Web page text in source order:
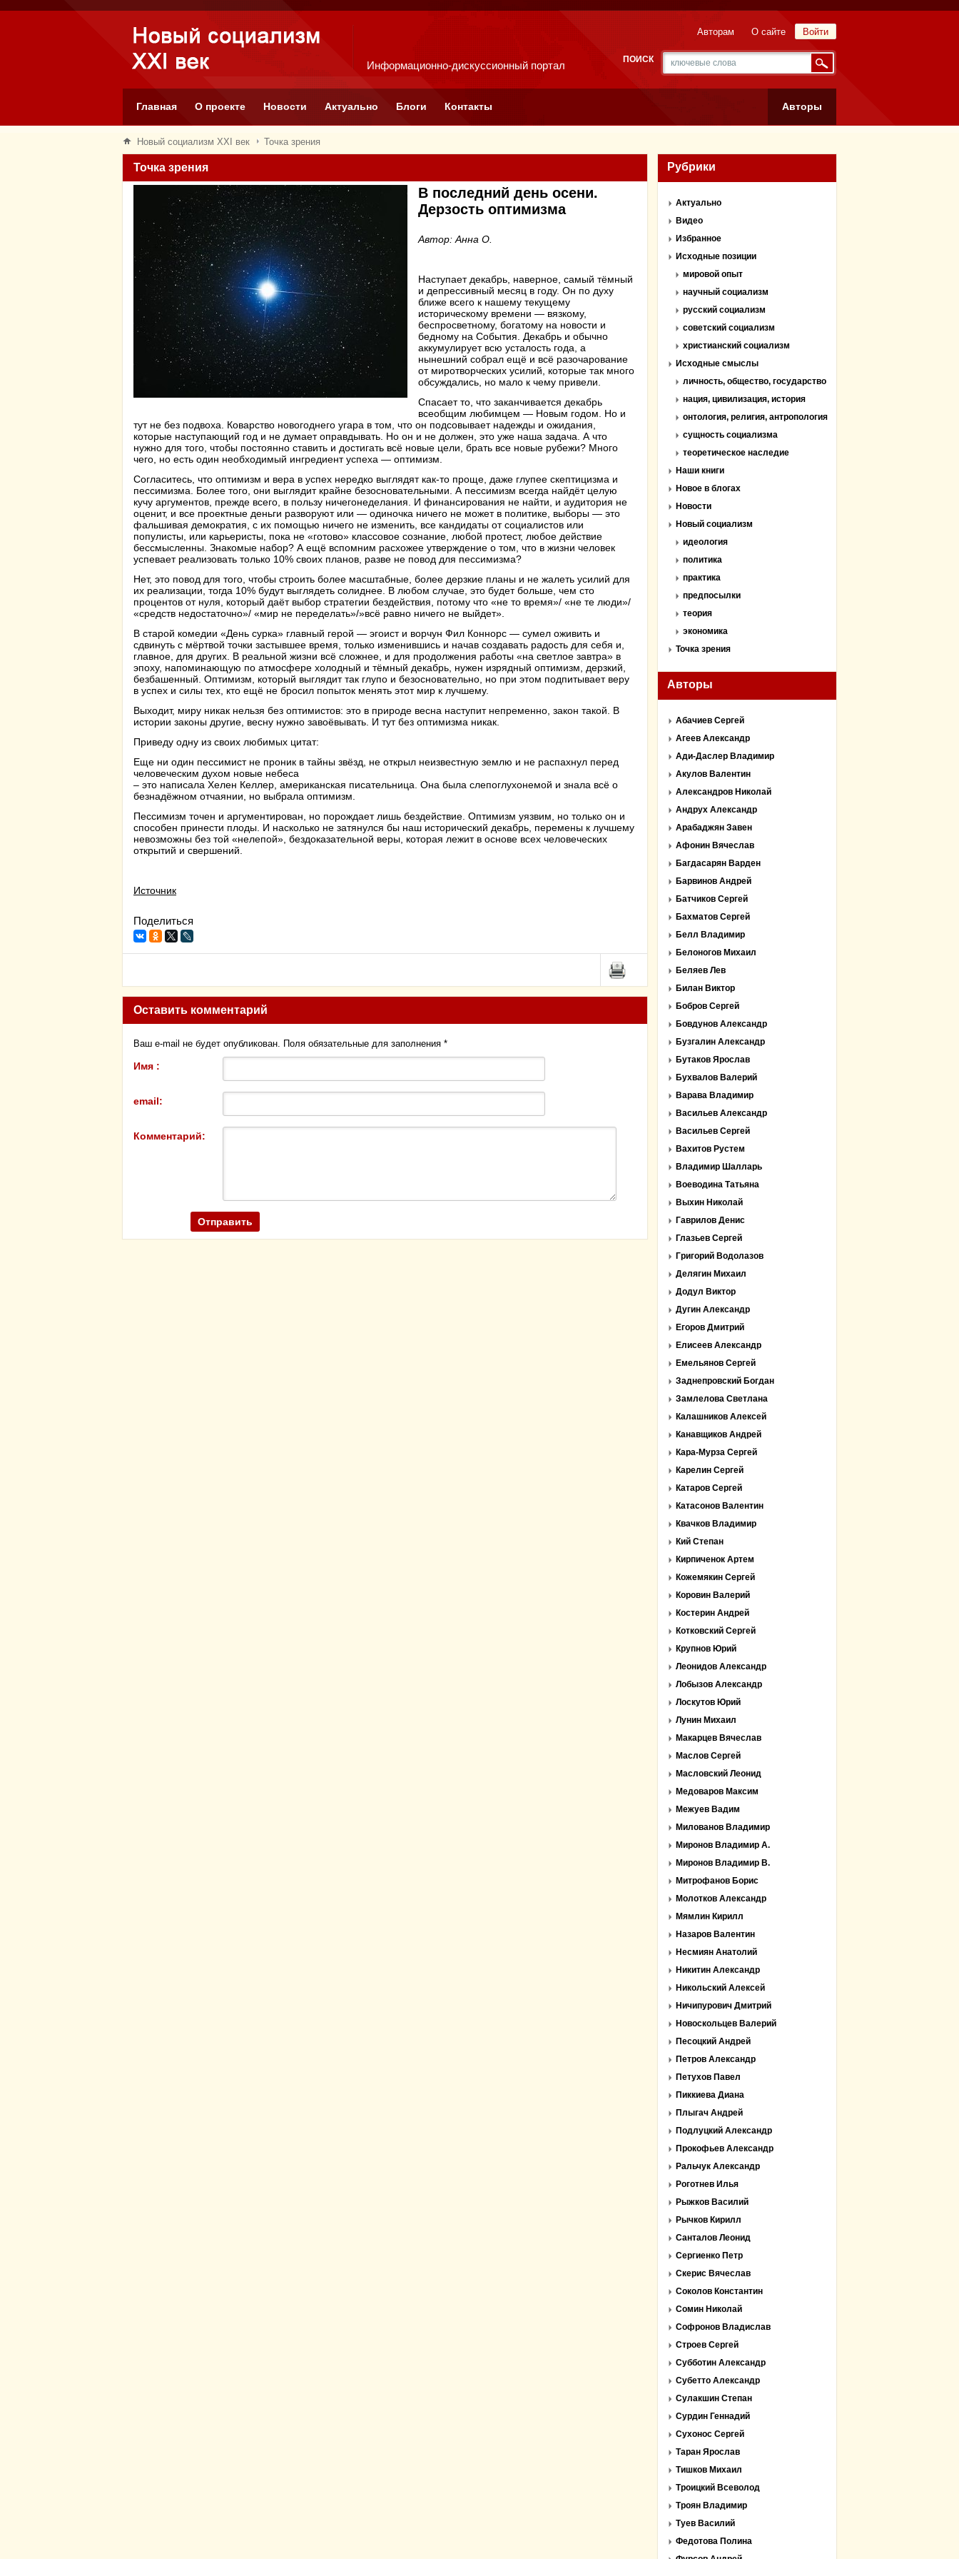
Информационно-дискуссионный портал
Войти
Авторам О сайте
ПОИСК
Главная О проекте Новости Актуально Блоги Контакты Авторы
Новый социализм XXI век Точка зрения
Точка зрения
В последний день осени.
Дерзость оптимизма
Автор: Анна О.
Наступает декабрь, наверное, самый тёмный
и депрессивный месяц в году. Он по духу
ближе всего к нашему текущему
историческому времени — вязкому,
беспросветному, богатому на новости и
бедному на События. Декабрь и обычно
аккумулирует всю усталость года, а
нынешний собрал ещё и всё разочарование
от миротворческих усилий, которые так много
обсуждались, но мало к чему привели.
Спасает то, что заканчивается декабрь
всеобщим любимцем — Новым годом. Но и
тут не без подвоха. Коварство новогоднего угара в том, что он подсовывает надежды и ожидания,
которые наступающий год и не думает оправдывать. Но он и не должен, это уже наша задача. А что
нужно для того, чтобы постоянно ставить и достигать всё новые цели, брать все новые рубежи? Много
чего, но есть один необходимый ингредиент успеха — оптимизм.
Согласитесь, что оптимизм и вера в успех нередко выглядят как-то проще, даже глупее скептицизма и
пессимизма. Более того, они выглядит крайне безосновательными. А пессимизм всегда найдёт целую
кучу аргументов, прежде всего, в пользу ничегонеделания. И финансирования не найти, и аудитория не
оценит, и все проектные деньги разворуют или — одиночка ничего не может в политике, выборы — это
фальшивая демократия, с их помощью ничего не изменить, все кандидаты от социалистов или
популисты, или карьеристы, пока не «готово» классовое сознание, любой протест, любое действие
бессмысленны. Знакомые набор? А ещё вспомним расхожее утверждение о том, что в жизни человек
успевает реализовать только 10% своих планов, разве не повод для пессимизма?
Нет, это повод для того, чтобы строить более масштабные, более дерзкие планы и не жалеть усилий для
их реализации, тогда 10% будут выглядеть солиднее. В любом случае, это будет больше, чем сто
процентов от нуля, который даёт выбор стратегии бездействия, потому что «не то время»/ «не те люди»/
«средств недостаточно»/ «мир не переделать»/»всё равно ничего не выйдет».
В старой комедии «День сурка» главный герой — эгоист и ворчун Фил Коннорс — сумел оживить и
сдвинуть с мёртвой точки застывшее время, только изменившись и начав создавать радость для себя и,
главное, для других. В реальной жизни всё сложнее, и для продолжения работы «на светлое завтра» в
эпоху, напоминающую по атмосфере холодный и тёмный декабрь, нужен изрядный оптимизм, дерзкий,
безбашенный. Оптимизм, который выглядит так глупо и безосновательно, но при этом подпитывает веру
в успех и силы тех, кто ещё не бросил попыток менять этот мир к лучшему.
Выходит, миру никак нельзя без оптимистов: это в природе весна наступит непременно, закон такой. В
истории законы другие, весну нужно завоёвывать. И тут без оптимизма никак.
Приведу одну из своих любимых цитат:
Еще ни один пессимист не проник в тайны звёзд, не открыл неизвестную землю и не распахнул перед
человеческим духом новые небеса
– это написала Хелен Келлер, американская писательница. Она была слепоглухонемой и знала всё о
безнадёжном отчаянии, но выбрала оптимизм.
Пессимизм точен и аргументирован, но порождает лишь бездействие. Оптимизм уязвим, но только он и
способен принести плоды. И насколько не затянулся бы наш исторический декабрь, перемены к лучшему
невозможны без той «нелепой», бездоказательной веры, которая лежит в основе всех человеческих
открытий и свершений.
Источник
Поделиться
Оставить комментарий
Ваш e-mail не будет опубликован. Поля обязательные для заполнения *
Имя :
email:
Комментарий:
Рубрики
Актуально
Видео
Избранное
Исходные позиции
мировой опыт
научный социализм
русский социализм
советский социализм
христианский социализм
Исходные смыслы
личность, общество, государство
нация, цивилизация, история
онтология, религия, антропология
сущность социализма
теоретическое наследие
Наши книги
Новое в блогах
Новости
Новый социализм
идеология
политика
практика
предпосылки
теория
экономика
Точка зрения
Авторы
Абачиев Сергей
Агеев Александр
Ади-Даслер Владимир
Акулов Валентин
Александров Николай
Андрух Александр
Арабаджян Завен
Афонин Вячеслав
Багдасарян Варден
Барвинов Андрей
Батчиков Сергей
Бахматов Сергей
Белл Владимир
Белоногов Михаил
Беляев Лев
Билан Виктор
Бобров Сергей
Бовдунов Александр
Бузгалин Александр
Бутаков Ярослав
Бухвалов Валерий
Варава Владимир
Васильев Александр
Васильев Сергей
Вахитов Рустем
Владимир Шалларь
Воеводина Татьяна
Выхин Николай
Гаврилов Денис
Глазьев Сергей
Григорий Водолазов
Делягин Михаил
Додул Виктор
Дугин Александр
Егоров Дмитрий
Елисеев Александр
Емельянов Сергей
Заднепровский Богдан
Замлелова Светлана
Калашников Алексей
Канавщиков Андрей
Кара-Мурза Сергей
Карелин Сергей
Катаров Сергей
Катасонов Валентин
Квачков Владимир
Кий Степан
Кирпиченок Артем
Кожемякин Сергей
Коровин Валерий
Костерин Андрей
Котковский Сергей
Крупнов Юрий
Леонидов Александр
Лобызов Александр
Лоскутов Юрий
Лунин Михаил
Макарцев Вячеслав
Маслов Сергей
Масловский Леонид
Медоваров Максим
Межуев Вадим
Милованов Владимир
Миронов Владимир А.
Миронов Владимир В.
Митрофанов Борис
Молотков Александр
Мямлин Кирилл
Назаров Валентин
Несмиян Анатолий
Никитин Александр
Никольский Алексей
Ничипурович Дмитрий
Новоскольцев Валерий
Песоцкий Андрей
Петров Александр
Петухов Павел
Пиккиева Диана
Плыгач Андрей
Подлуцкий Александр
Прокофьев Александр
Ральчук Александр
Роготнев Илья
Рыжков Василий
Рычков Кирилл
Санталов Леонид
Сергиенко Петр
Скерис Вячеслав
Соколов Константин
Сомин Николай
Софронов Владислав
Строев Сергей
Субботин Александр
Субетто Александр
Сулакшин Степан
Сурдин Геннадий
Сухонос Сергей
Таран Ярослав
Тишков Михаил
Троицкий Всеволод
Троян Владимир
Туев Василий
Федотова Полина